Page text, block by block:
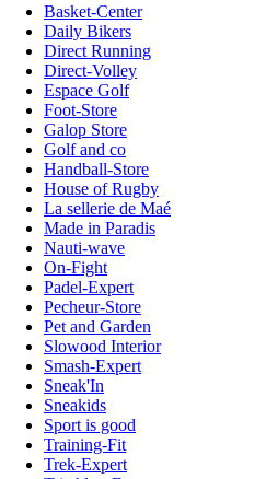
Basket-Center
Daily Bikers
Direct Running
Direct-Volley
Espace Golf
Foot-Store
Galop Store
Golf and co
Handball-Store
House of Rugby
La sellerie de Maé
Made in Paradis
Nauti-wave
On-Fight
Padel-Expert
Pecheur-Store
Pet and Garden
Slowood Interior
Smash-Expert
Sneak'In
Sneakids
Sport is good
Training-Fit
Trek-Expert